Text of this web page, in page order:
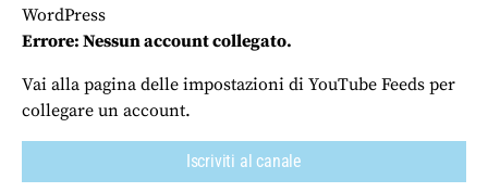
WordPress
Errore: Nessun account collegato.
Vai alla pagina delle impostazioni di YouTube Feeds per
collegare un account.
Iscriviti al canale